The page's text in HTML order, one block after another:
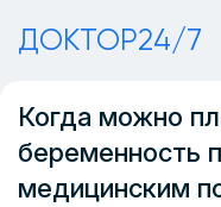
ДОКТОР24/7
Когда можно
беременность
медицинским